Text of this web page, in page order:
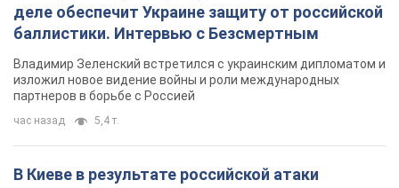
деле обеспечит Украине защиту от российской
баллистики. Интервью с Безсмертным
Владимир Зеленский встретился с украинским дипломатом и
изложил новое видение войны и роли международных
партнеров в борьбе с Россией
час назад 5,4 т.
В Киеве в результате российской атаки